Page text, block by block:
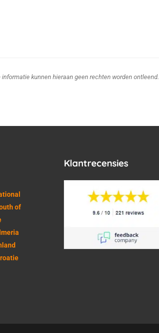
kunnen hieraan geen rechten worden ontleend.
of
Klantrecensies